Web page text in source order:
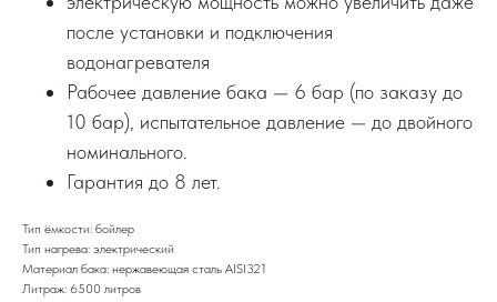
после установки и подключения
водонагревателя
Рабочее давление бака — 6 бар (по заказу до
10 бар), испытательное давление — до двойного
номинального.
Гарантия до 8 лет.
Тип ёмкости: бойлер
Тип нагрева: электрический
Материал бака: нержавеющая сталь AISI321
Литраж: 6500 литров